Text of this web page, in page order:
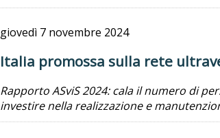
giovedì 7 novembre 2024
Italia promossa sulla rete
Rapporto ASviS 2024: cala il numero di
investire nella realizzazione e